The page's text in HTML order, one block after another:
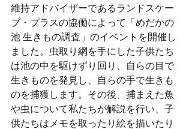
維持アドバイザーであるランドスケー
プ・プラスの協働によって「めだかの
池 生きもの調査」のイベントを開催し
ました。虫取り網を手にした子供たち
は池の中を駆けずり回り、自らの目で
生きものを発見し、自らの手で生きも
のを捕獲します。その後、捕まえた魚
や虫について私たちが解説を行い、子
供たちはメモを取ったり絵を描いたり